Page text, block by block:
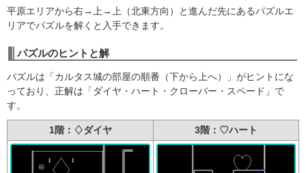
平原エリアから右→上→上（北東方向）と進んだ先にあるパズルエ
リアでパズルを解くと入手できます。
パズルのヒントと解
パズルは「カルタス城の部屋の順番（下から上へ）」がヒントにな
っており、正解は「ダイヤ・ハート・クローバー・スペード」で
す。
1階：♢ダイヤ 3階：♡ハート